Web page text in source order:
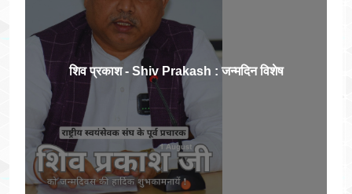
शिव प्रकाश - Shiv Prakash : जन्मदिन विशेष